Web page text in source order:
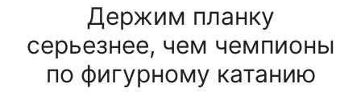
Держим планку
серьезнее, чем чемпионы
по фигурному катанию